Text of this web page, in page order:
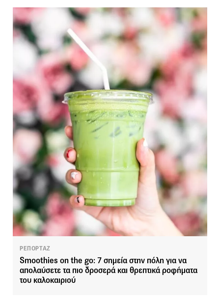
ΡΕΠΟΡΤΑΖ
Smoothies on the go: 7 σημεία στην πόλη για να
απολαύσετε τα πιο δροσερά και θρεπτικά ροφήματα
του καλοκαιριού